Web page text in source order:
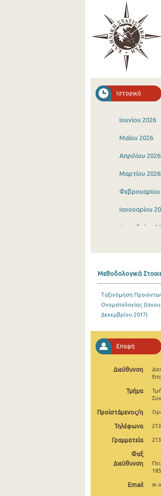
Ιστορικό
Ιουνίου 2026
Μαΐου 2026
Απριλίου 2026
Μαρτίου 2026
Φεβρουαρίου
Ιανουαρίου
Δεκεμβρίου
Αυγούστου
Ιουλίου 2025
Απριλίου 2025
Μαρτίου 2025
Ιανουαρίου
Δεκεμβρίου
Νοεμβρίου
Μεθοδολογικά
Ταξινόμηση
Ονοματολογίας
Δεκεμβρίου 2017)
Επαφή
Διεύθυνση
Τμήμα
Προϊστάμενος/η
Τηλέφωνα
Γραμματεία
Φαξ
Διεύθυνση
Email